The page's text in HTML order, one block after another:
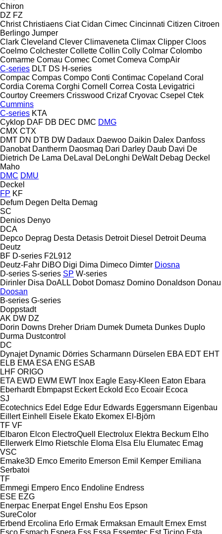
Chiron
DZ FZ
Christ Christiaens Ciat Cidan Cimec Cincinnati Citizen Citroen
Berlingo Jumper
Clark Cleveland Clever Climaveneta Climax Clipper Cloos
Coelmo Colchester Collette Collin Colly Colmar Colombo
Comarme Comau Comec Comet Comeva CompAir
C-series DLT DS H-series
Compac Compas Compo Conti Contimac Copeland Coral
Cordia Corema Corghi Cornell Correa Costa Levigatrici
Courtoy Creemers Crisswood Crizaf Cryovac Csepel Ctek
Cummins
C-series KTA
Cyklop DAF DB DEC DMC DMG
CMX CTX
DMT DN DTB DW Dadaux Daewoo Daikin Dalex Danfoss
Danobat Dantherm Daosmaq Dari Darley Daub Davi De
Dietrich De Lama DeLaval DeLonghi DeWalt Debag Deckel
Maho
DMC DMU
Deckel
FP KF
Defum Degen Delta Demag
SC
Denios Denyo
DCA
Depco Deprag Desta Detasis Detroit Diesel Detroit Deuma
Deutz
BF D-series F2L912
Deutz-Fahr DiBO Digi Dima Dimeco Dimter Diosna
D-series S-series SP W-series
Dirinler Disa DoALL Dobot Domasz Domino Donaldson Donau
Doosan
B-series G-series
Doppstadt
AK DW DZ
Dorin Downs Dreher Driam Dumek Dumeta Dunkes Duplo
Durma Dustcontrol
DC
Dynajet Dynamic Dörries Scharmann Dürselen EBA EDT EHT
ELB EMA ESA ENG ESAB
LHF ORIGO
ETA EWD EWM EWT Inox Eagle Easy-Kleen Eaton Ebara
Eberhardt Ebmpapst Eckert Eckold Eco Ecoair Ecoca
SJ
Ecotechnics Edel Edge Edur Edwards Eggersmann Eigenbau
Eillert Einhell Eisele Ekato Ekomex El-Björn
TF VF
Elbaron Elcon ElectroQuell Electrolux Elektra Beckum Elho
Ellerwerk Elmo Rietschle Eloma Elsa Elu Elumatec Emag
VSC
Emake3D Emco Emerito Emerson Emil Kemper Emiliana
Serbatoi
TF
Emmegi Empero Enco Endoline Endress
ESE EZG
Enerpac Enerpat Engel Enshu Eos Epson
SureColor
Erbend Ercolina Erlo Ermak Ermaksan Ernault Ernex Ernst
Esco Esmach Espera Ess Essa Essemtec Est Ticino Esta